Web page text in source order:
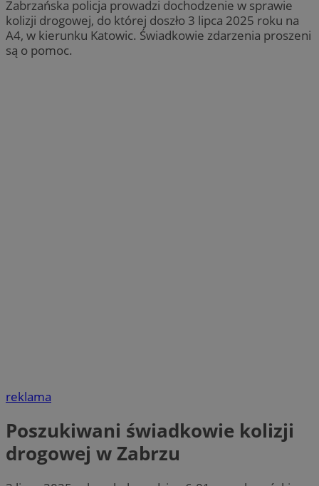
Zabrzańska policja prowadzi dochodzenie w sprawie
kolizji drogowej, do której doszło 3 lipca 2025 roku na
A4, w kierunku Katowic. Świadkowie zdarzenia proszeni
są o pomoc.
reklama
Poszukiwani świadkowie kolizji
drogowej w Zabrzu